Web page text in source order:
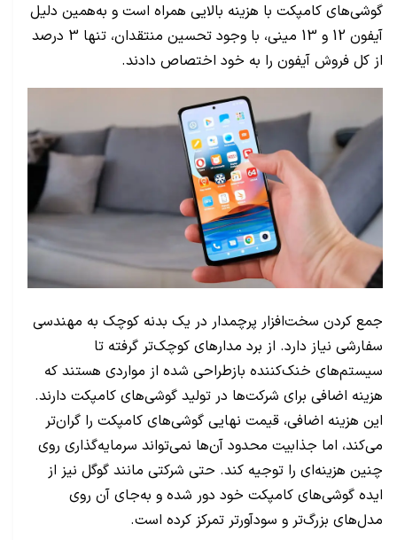
گوشی‌های کامپکت با هزینه بالایی همراه است و به‌همین دلیل
آیفون 12 و 13 مینی، با وجود تحسین منتقدان، تنها 3 درصد
از کل فروش آیفون را به خود اختصاص دادند.
جمع کردن سخت‌افزار پرچمدار در یک بدنه کوچک به مهندسی
سفارشی نیاز دارد. از برد مدارهای کوچک‌تر گرفته تا
سیستم‌های خنک‌کننده بازطراحی شده از مواردی هستند که
هزینه اضافی برای شرکت‌ها در تولید گوشی‌های کامپکت دارند.
این هزینه اضافی، قیمت نهایی گوشی‌های کامپکت را گران‌تر
می‌کند، اما جذابیت محدود آن‌ها نمی‌تواند سرمایه‌گذاری روی
چنین هزینه‌ای را توجیه کند. حتی شرکتی مانند گوگل نیز از
ایده گوشی‌های کامپکت خود دور شده و به‌جای آن روی
مدل‌های بزرگ‌تر و سودآورتر تمرکز کرده است.